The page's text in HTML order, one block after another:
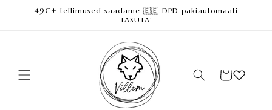
Loe lisa
49€+ tellimused saadame 🇪🇪 DPD pakiautomaati
TASUTA!
Ostukorv